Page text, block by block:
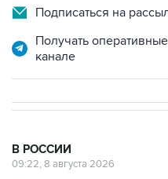
Подписаться на
Получать
канале
В РОССИИ
09:22, 8 августа 2026